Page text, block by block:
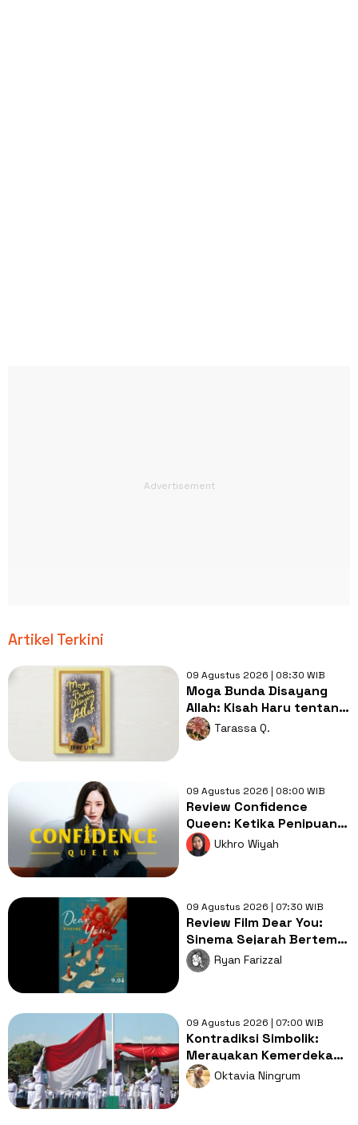
Artikel Terkini
09 Agustus 2026 | 08:30 WIB
Moga Bunda Disayang
Allah: Kisah Haru tentang
Kasih Sayang dan
Perjuangan
Tarassa Q.
09 Agustus 2026 | 08:00 WIB
Review Confidence
Queen: Ketika Penipuan
Menjadi Cara Menghukum
Penjahat
Ukhro Wiyah
09 Agustus 2026 | 07:30 WIB
Review Film Dear You:
Sinema Sejarah Bertema
Diaspora yang Luar Biasa
Indah
Ryan Farizzal
09 Agustus 2026 | 07:00 WIB
Kontradiksi Simbolik:
Merayakan Kemerdekaan
dengan Cara yang Masih
Feodal
Oktavia Ningrum